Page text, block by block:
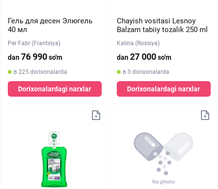
Гель для десен Элюгель
40 мл
Per Fabr (Frantsiya)
dan76 990so'm
в 225 dorixonalarda
Dorixonalardagi narxlar
Chayish vositasi ​​Lesnoy
Balzam tabiiy tozalik 250 ml
Kalina (Rossiya)
dan27 000so'm
в 3 dorixonalarda
Dorixonalardagi narxlar